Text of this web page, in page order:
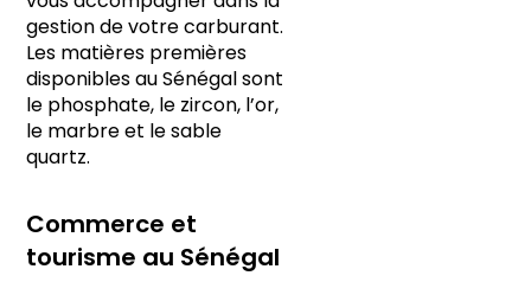
gestion de votre carburant.
Les matières premières
disponibles au Sénégal sont
le phosphate, le zircon, l’or,
le marbre et le sable
quartz.
Commerce et
tourisme au Sénégal